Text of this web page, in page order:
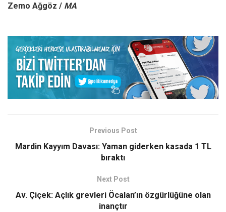
Zemo Ağgöz / MA
Previous Post
Mardin Kayyım Davası: Yaman giderken kasada 1 TL
bıraktı
Next Post
Av. Çiçek: Açlık grevleri Öcalan’ın özgürlüğüne olan
inançtır